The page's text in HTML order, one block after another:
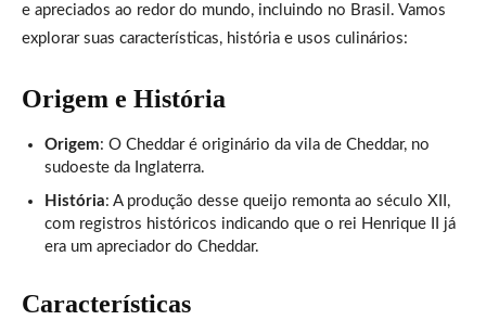
e apreciados ao redor do mundo, incluindo no Brasil. Vamos
explorar suas características, história e usos culinários:
Origem e História
Origem: O Cheddar é originário da vila de Cheddar, no
sudoeste da Inglaterra.
História: A produção desse queijo remonta ao século XII,
com registros históricos indicando que o rei Henrique II já
era um apreciador do Cheddar.
Características